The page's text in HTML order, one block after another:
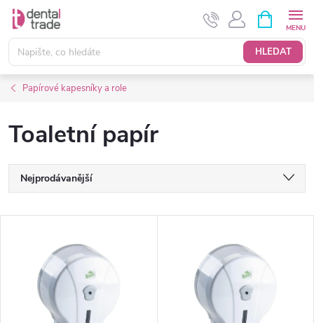
Přejít
obsah
HLEDAT
NÁKUPNÍ
KOŠÍK
Papírové kapesníky a role
Toaletní papír
Ř
a
Nejprodávanější
Abecedně